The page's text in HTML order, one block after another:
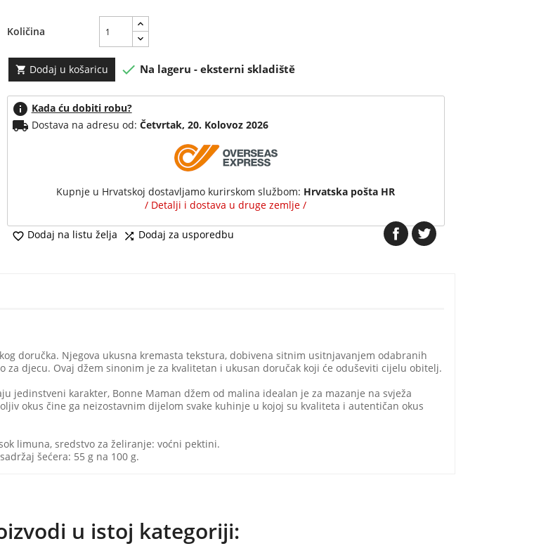
Količina
 Dodaj u košaricu  Na lageru - eksterni skladiště
info Kada ću dobiti robu?
local_shipping Dostava na adresu od: Četvrtak, 20. Kolovoz 2026
Kupnje u Hrvatskoj dostavljamo kurirskom službom: Hrvatska pošta HR
/ Detalji i dostava u druge zemlje /
 Dodaj na listu želja  Dodaj za usporedbu
doručka. Njegova ukusna kremasta tekstura, dobivena sitnim usitnjavanjem odabranih
djecu. Ovaj džem sinonim je za kvalitetan i ukusan doručak koji će oduševiti cijelu obitelj.
jedinstveni karakter, Bonne Maman džem od malina idealan je za mazanje na svježa
okus čine ga neizostavnim dijelom svake kuhinje u kojoj su kvaliteta i autentičan okus
limuna, sredstvo za želiranje: voćni pektini.
šećera: 55 g na 100 g.
u istoj kategoriji: